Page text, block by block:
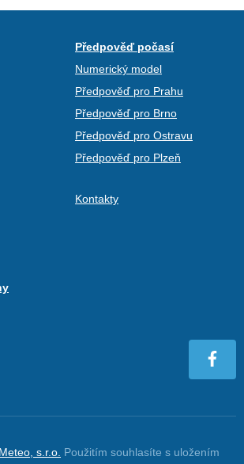
Předpověď počasí
Numerický model
Předpověď pro Prahu
Předpověď pro Brno
Předpověď pro Ostravu
Předpověď pro Plzeň
Kontakty
s.r.o. Použitím souhlasíte s uložením